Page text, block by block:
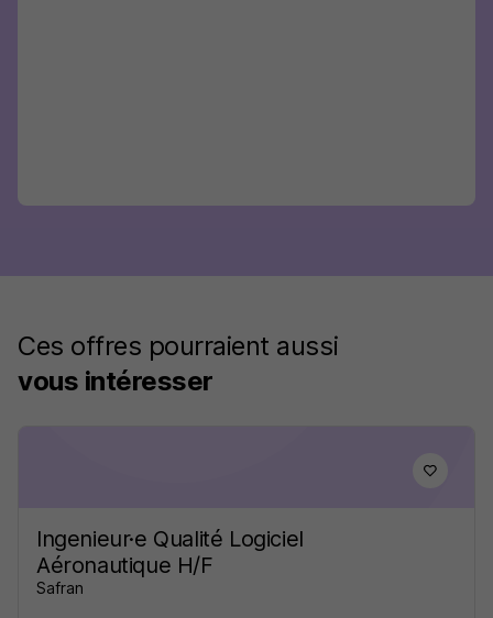
Ces offres pourraient aussi
vous intéresser
Ingenieur·e Qualité Logiciel
Aéronautique H/F
Safran